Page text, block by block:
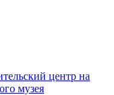
центр на
музея